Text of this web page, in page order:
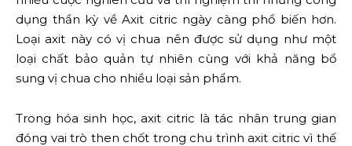
dụng thần kỳ về Axit citric ngày càng phổ biến hơn.
Loại axit này có vị chua nên được sử dụng như một
loại chất bảo quản tự nhiên cùng với khả năng bổ
sung vị chua cho nhiều loại sản phẩm.
Trong hóa sinh học, axit citric là tác nhân trung gian
đóng vai trò then chốt trong chu trình axit citric vì thế